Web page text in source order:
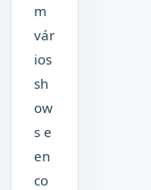
m
vár
ios
sh
ow
s e
en
co